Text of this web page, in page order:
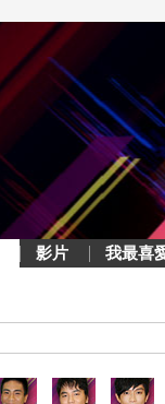
影片 我最喜